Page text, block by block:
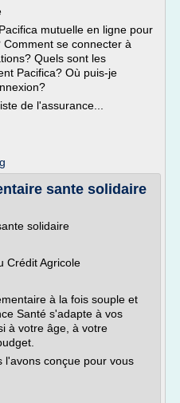
mutuelle en ligne pour
se connecter à
Quels sont les
Pacifica? Où puis-je
de l'assurance...
sante solidaire
solidaire
Crédit Agricole
à la fois souple et
Santé s'adapte à vos
à votre âge, à votre
l'avons conçue pour vous